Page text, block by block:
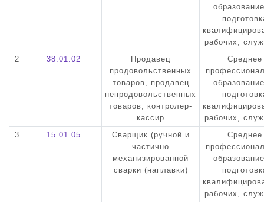
рабочих,
2
38.01.02
Продавец
продовольственных
товаров, продавец
непродовольственных
товаров, контролер-
кассир
Среднее
рабочих,
3
15.01.05
Сварщик (ручной и
частично
механизированной
сварки (наплавки)
Среднее
рабочих,